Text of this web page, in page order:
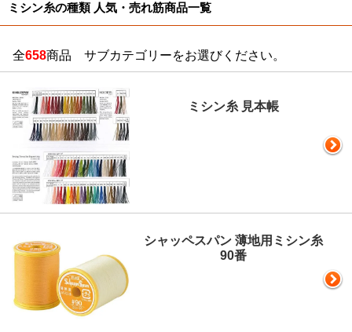
ミシン糸の種類 人気・売れ筋商品一覧
全658商品 サブカテゴリーをお選びください。
ミシン糸 見本帳
シャッペスパン 薄地用ミシン糸
90番